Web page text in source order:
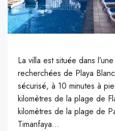
La villa est située dans
recherchées de Playa
sécurisé, à 10 minutes à
kilomètres de la plage de
kilomètres de la plage de
Timanfaya…